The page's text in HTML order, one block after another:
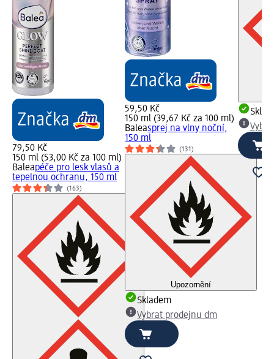
79,50 Kč
150 ml (53,00 Kč za 100 ml)
Baleapéče pro lesk vlasů a
tepelnou ochranu, 150 ml
(163)
59,50 Kč
150 ml (39,67 Kč za 100 ml)
Baleasprej na vlny noční,
150 ml
(131)
Upozornění
Skladem
Vybrat prodejnu dm